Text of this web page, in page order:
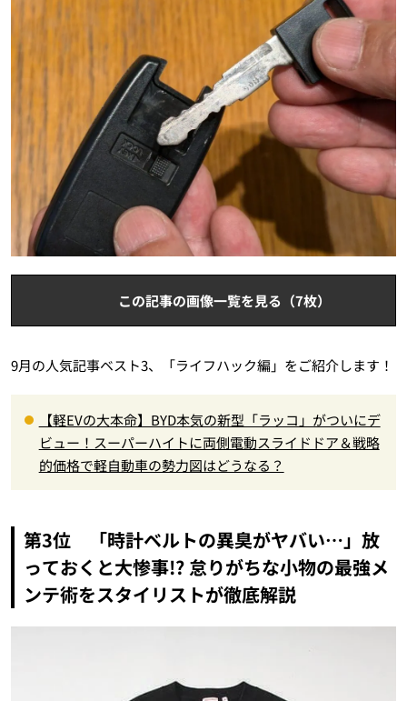
この記事の画像一覧を見る（7枚）
9月の人気記事ベスト3、「ライフハック編」をご紹介します！
【軽EVの大本命】BYD本気の新型「ラッコ」がついにデ
ビュー！スーパーハイトに両側電動スライドドア＆戦略
的価格で軽自動車の勢力図はどうなる？
第3位 「時計ベルトの異臭がヤバい…」放
っておくと大惨事!? 怠りがちな小物の最強メ
ンテ術をスタイリストが徹底解説